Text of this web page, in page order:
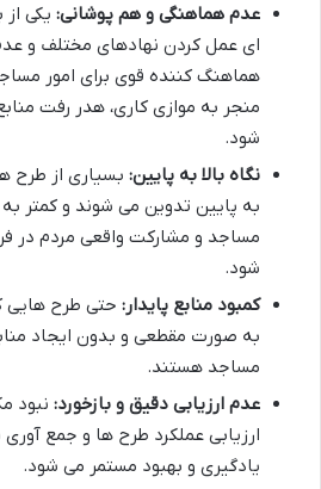
عدم هماهنگی و هم پوشانی: یکی
ای عمل کردن نهادهای مختلف و
هماهنگ کننده قوی برای امور
منجر به موازی کاری، هدر رفت
شود.
نگاه بالا به پایین: بسیاری از طرح
به پایین تدوین می شوند و کمتر
مساجد و مشارکت واقعی مردم در
شود.
کمبود منابع پایدار: حتی طرح هایی
به صورت مقطعی و بدون ایجاد
مساجد هستند.
عدم ارزیابی دقیق و بازخورد: نبود
ارزیابی عملکرد طرح ها و جمع آوری
یادگیری و بهبود مستمر می شود.